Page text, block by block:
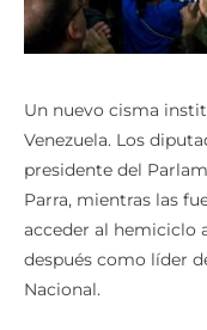
Venezuela. Los
presidente del
Parra, mientras las
acceder al hemiciclo
después como líder
Nacional.